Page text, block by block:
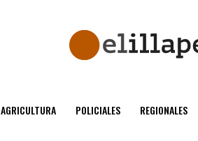
AGRICULTURA POLICIALES REGIONALES